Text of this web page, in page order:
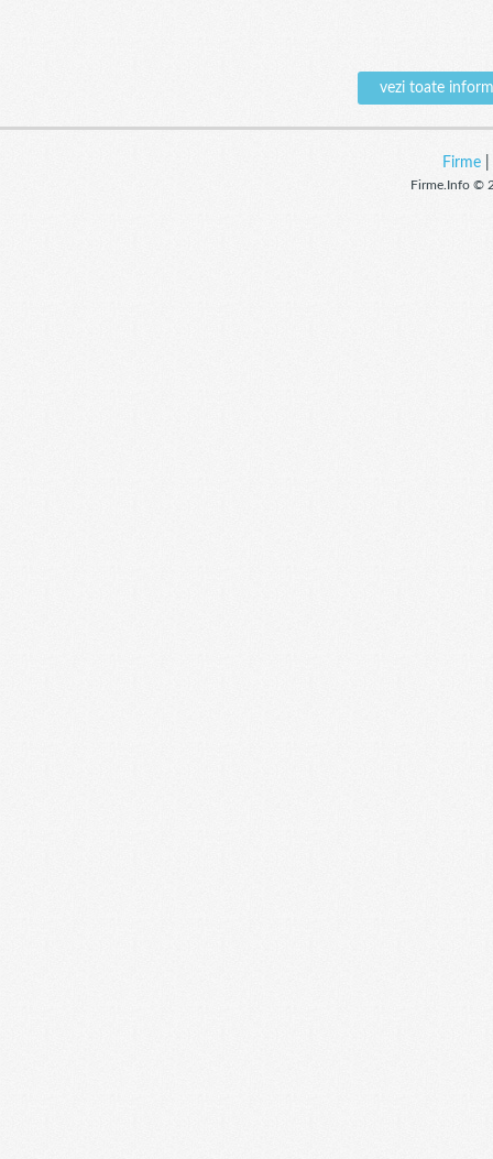
vezi toate
Firme|
Firme.Info ©